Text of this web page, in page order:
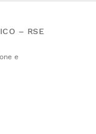
– RSE
e